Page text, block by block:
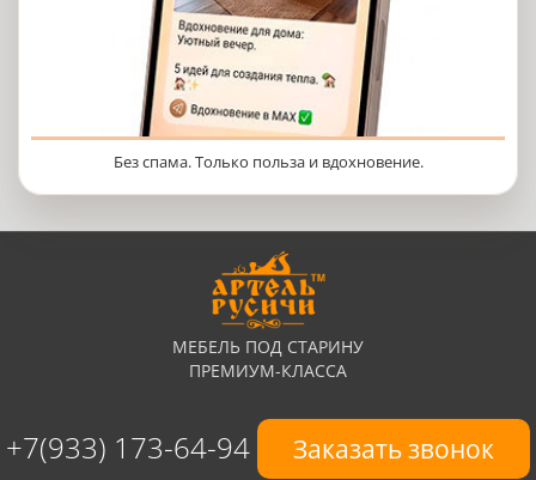
Без спама. Только польза и вдохновение.
МЕБЕЛЬ ПОД СТАРИНУ
ПРЕМИУМ-КЛАССА
+7(933) 173-64-94 Заказать звонок